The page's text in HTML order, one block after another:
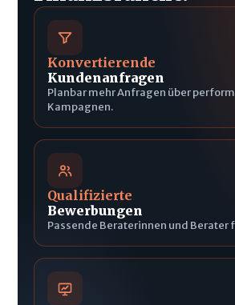
Konvertierende
Kundenanfragen
Planbar mehr Anfragen über
Kampagnen.
Qualifizierte
Bewerbungen
Passende Beraterinnen und Berater